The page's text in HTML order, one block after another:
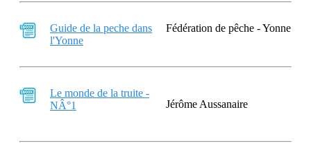
Guide de la peche dans
l'Yonne
Fédération de pêche - Yonne
Le monde de la truite -
NÂ°1
Jérôme Aussanaire